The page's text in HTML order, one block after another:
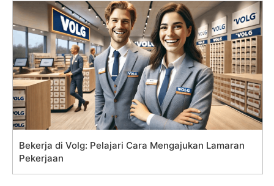
Bekerja di Volg: Pelajari Cara Mengajukan Lamaran
Pekerjaan